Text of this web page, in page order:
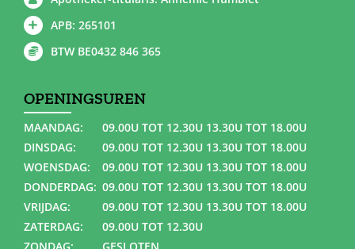
APB: 265101
BTW BE0432 846 365
OPENINGSUREN
MAANDAG:
09.00U TOT 12.30U 13.30U TOT 18.00U
DINSDAG:
09.00U TOT 12.30U 13.30U TOT 18.00U
WOENSDAG:
09.00U TOT 12.30U 13.30U TOT 18.00U
DONDERDAG: 09.00U TOT 12.30U 13.30U TOT 18.00U
VRIJDAG:
09.00U TOT 12.30U 13.30U TOT 18.00U
ZATERDAG:
09.00U TOT 12.30U